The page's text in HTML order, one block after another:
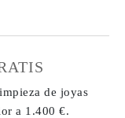
de joyas
a 1.400 €.